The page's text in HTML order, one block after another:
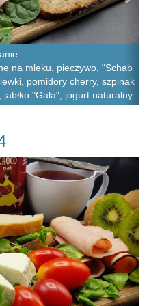
na mleku, pieczywo, "Schab
pomidory cherry, szpinak
"Gala", jogurt naturalny